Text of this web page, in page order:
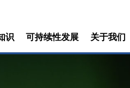
识 可持续性发展 关于我们